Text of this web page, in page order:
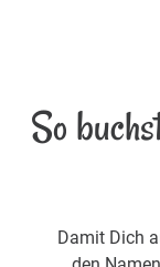
So
Damit Dich